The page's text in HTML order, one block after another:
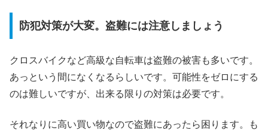
防犯対策が大変。盗難には注意しましょう
クロスバイクなど高級な自転車は盗難の被害も多いです。
あっという間になくなるらしいです。可能性をゼロにする
のは難しいですが、出来る限りの対策は必要です。
それなりに高い買い物なので盗難にあったら困ります。も